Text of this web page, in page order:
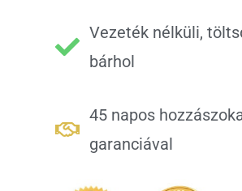
Vezeték nélküli,
bárhol
45 napos
garanciával